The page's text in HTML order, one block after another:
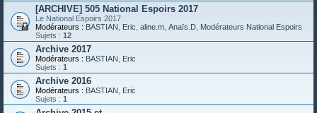
[ARCHIVE] 505 National Espoirs 2017
Le National Espoirs 2017
Modérateurs : BASTIAN Eric aline.m Anaïs.D Modérateurs National Espoirs
Sujets : 12
Archive 2017
Modérateurs : BASTIAN
Eric
Sujets : 1
Archive 2016
Modérateurs : BASTIAN
Eric
Sujets : 1